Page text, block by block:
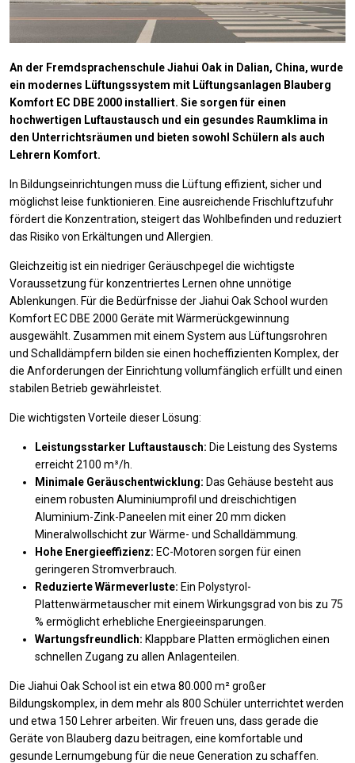
An der Fremdsprachenschule Jiahui Oak in Dalian, China, wurde
ein modernes Lüftungssystem mit Lüftungsanlagen Blauberg
Komfort EC DBE 2000 installiert. Sie sorgen für einen
hochwertigen Luftaustausch und ein gesundes Raumklima in
den Unterrichtsräumen und bieten sowohl Schülern als auch
Lehrern Komfort.
In Bildungseinrichtungen muss die Lüftung effizient, sicher und
möglichst leise funktionieren. Eine ausreichende Frischluftzufuhr
fördert die Konzentration, steigert das Wohlbefinden und reduziert
das Risiko von Erkältungen und Allergien.
Gleichzeitig ist ein niedriger Geräuschpegel die wichtigste
Voraussetzung für konzentriertes Lernen ohne unnötige
Ablenkungen. Für die Bedürfnisse der Jiahui Oak School wurden
Komfort EC DBE 2000 Geräte mit Wärmerückgewinnung
ausgewählt. Zusammen mit einem System aus Lüftungsrohren
und Schalldämpfern bilden sie einen hocheffizienten Komplex, der
die Anforderungen der Einrichtung vollumfänglich erfüllt und einen
stabilen Betrieb gewährleistet.
Die wichtigsten Vorteile dieser Lösung:
Leistungsstarker Luftaustausch: Die Leistung des Systems
erreicht 2100 m³/h.
Minimale Geräuschentwicklung: Das Gehäuse besteht aus
einem robusten Aluminiumprofil und dreischichtigen
Aluminium-Zink-Paneelen mit einer 20 mm dicken
Mineralwollschicht zur Wärme- und Schalldämmung.
Hohe Energieeffizienz: EC-Motoren sorgen für einen
geringeren Stromverbrauch.
Reduzierte Wärmeverluste: Ein Polystyrol-
Plattenwärmetauscher mit einem Wirkungsgrad von bis zu 75
% ermöglicht erhebliche Energieeinsparungen.
Wartungsfreundlich: Klappbare Platten ermöglichen einen
schnellen Zugang zu allen Anlagenteilen.
Die Jiahui Oak School ist ein etwa 80.000 m² großer
Bildungskomplex, in dem mehr als 800 Schüler unterrichtet werden
und etwa 150 Lehrer arbeiten. Wir freuen uns, dass gerade die
Geräte von Blauberg dazu beitragen, eine komfortable und
gesunde Lernumgebung für die neue Generation zu schaffen.